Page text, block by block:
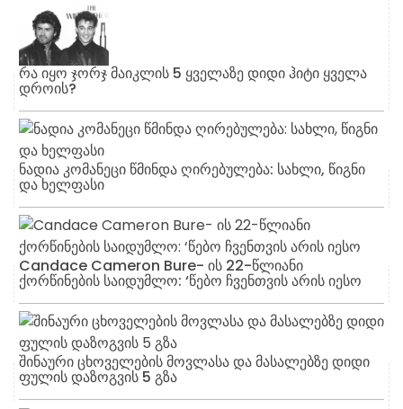
რა იყო ჯორჯ მაიკლის 5 ყველაზე დიდი ჰიტი ყველა
დროის?
ნადია კომანეცი წმინდა ღირებულება: სახლი, წიგნი
და ხელფასი
Candace Cameron Bure- ის 22-წლიანი
ქორწინების საიდუმლო: ‘წებო ჩვენთვის არის იესო
შინაური ცხოველების მოვლასა და მასალებზე დიდი
ფულის დაზოგვის 5 გზა